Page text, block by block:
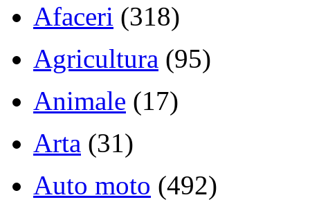
Afaceri (318)
Agricultura (95)
Animale (17)
Arta (31)
Auto moto (492)